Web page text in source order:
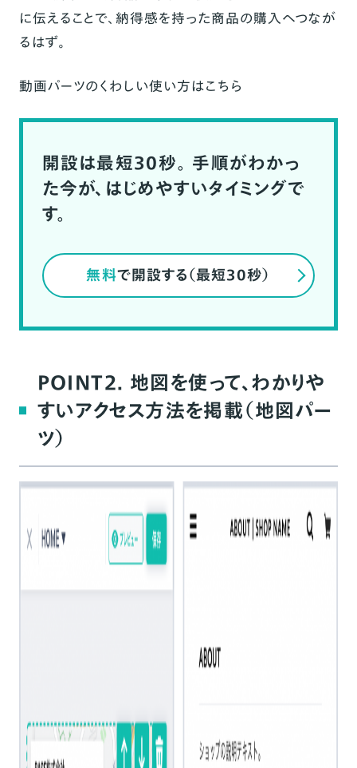
に伝えることで、納得感を持った商品の購入へつなが
るはず。
動画パーツのくわしい使い方はこちら
開設は最短30秒。 手順がわかっ
た今が、はじめやすいタイミングで
す。
無料で開設する（最短30秒）
POINT2. 地図を使って、わかりや
すいアクセス方法を掲載（地図パー
ツ）